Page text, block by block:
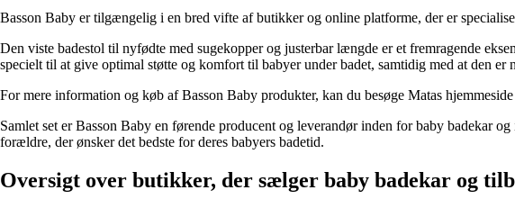
Basson Baby er tilgængelig i en bred vifte af butikker og online platforme, der er
Den viste badestol til nyfødte med sugekopper og justerbar længde er et fremragende
specielt til at give optimal støtte og komfort til babyer under badet, samtidig med at den er
For mere information og køb af Basson Baby produkter, kan du besøge Matas
Samlet set er Basson Baby en førende producent og leverandør inden for baby badekar
forældre, der ønsker det bedste for deres babyers badetid.
Oversigt over butikker, der sælger baby badekar og